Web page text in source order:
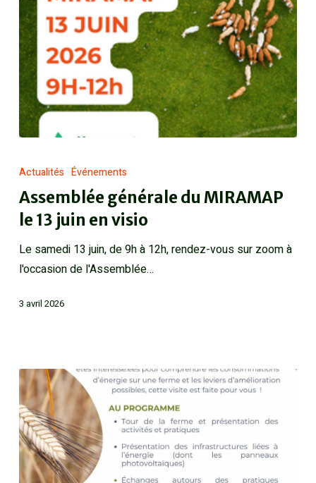
Actualités Événements
Assemblée générale du MIRAMAP
le 13 juin en visio
Le samedi 13 juin, de 9h à 12h, rendez-vous sur zoom à
l'occasion de l'Assemblée…
3 avril 2026